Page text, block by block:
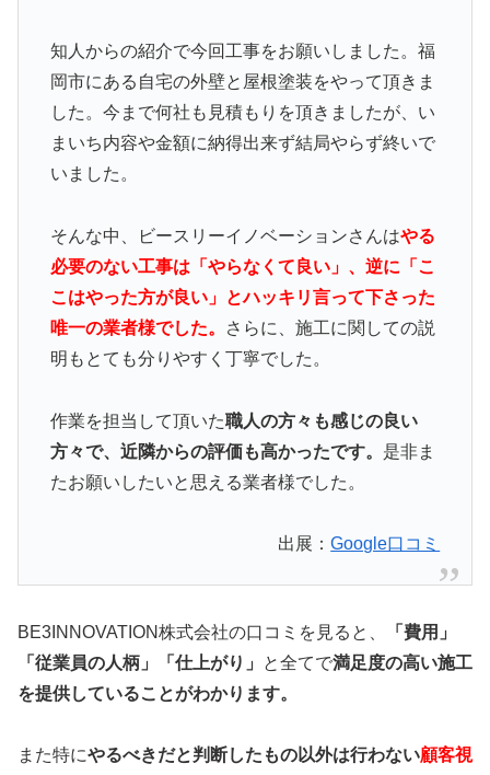
知人からの紹介で今回工事をお願いしました。福
岡市にある自宅の外壁と屋根塗装をやって頂きま
した。今まで何社も見積もりを頂きましたが、い
まいち内容や金額に納得出来ず結局やらず終いで
いました。
そんな中、ビースリーイノベーションさんはやる
必要のない工事は「やらなくて良い」、逆に「こ
こはやった方が良い」とハッキリ言って下さった
唯一の業者様でした。
さらに、施工に関しての説
明もとても分りやすく丁寧でした。
作業を担当して頂いた職人の方々も感じの良い
方々で、近隣からの評価も高かったです。 是非ま
たお願いしたいと思える業者様でした。
出展：Google口コミ
BE3INNOVATION株式会社の口コミを見ると、
「費用」
「従業員の人柄」「仕上がり」
と全てで満足度の高い施工
を提供していることがわかります。
また特にやるべきだと判断したもの以外は行わない顧客視